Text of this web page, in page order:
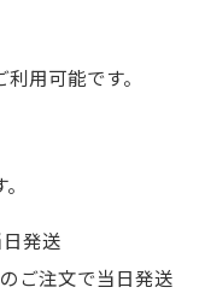
用可能です。
発送
ご注文で当日発送